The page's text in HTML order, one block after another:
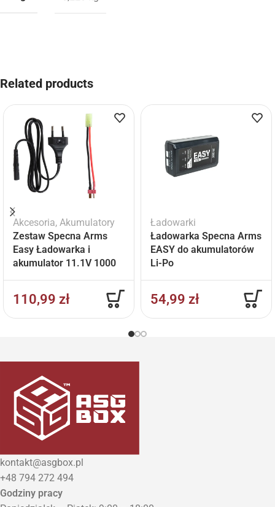
Related products
Akcesoria, Akumulatory
Zestaw Specna Arms
Easy Ładowarka i
akumulator 11.1V 1000
110,99 zł
Ładowarki
Ładowarka Specna Arms
EASY do akumulatorów
Li-Po
54,99 zł
kontakt@asgbox.pl
+48 794 272 494
Godziny pracy